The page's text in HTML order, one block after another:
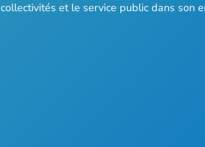
collectivités et le service public dans son